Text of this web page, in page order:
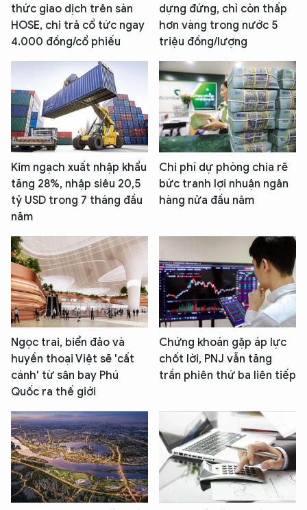
thức giao dịch trên sàn
HOSE, chi trả cổ tức ngay
4.000 đồng/cổ phiếu
dựng đứng, chỉ còn thấp
hơn vàng trong nước 5
triệu đồng/lượng
Kim ngạch xuất nhập khẩu
tăng 28%, nhập siêu 20,5
tỷ USD trong 7 tháng đầu
năm
Chi phí dự phòng chia rẽ
bức tranh lợi nhuận ngân
hàng nửa đầu năm
Ngọc trai, biển đảo và
huyền thoại Việt sẽ 'cất
cánh' từ sân bay Phú
Quốc ra thế giới
Chứng khoán gặp áp lực
chốt lời, PNJ vẫn tăng
trần phiên thứ ba liên tiếp